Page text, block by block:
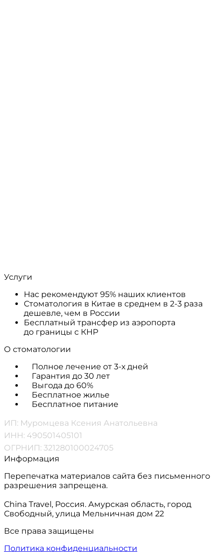
Услуги
Нас рекомендуют 95% наших клиентов
Стоматология в Китае в среднем в 2-3 раза
дешевле, чем в России
Бесплатный трансфер из аэропорта
до границы с КНР
О стоматологии
Полное лечение от 3-х дней
Гарантия до 30 лет
Выгода до 60%
Бесплатное жилье
Бесплатное питание
ИП: Муромцева Ксения Анатольевна
ИНН: 490501405101
ОГРНИП: 321280100024705
Информация
Перепечатка материалов сайта без письменного
разрешения запрещена.
China Travel, Россия. Амурская область, город
Свободный, улица Мельничная дом 22
Все права защищены
Политика конфиденциальности